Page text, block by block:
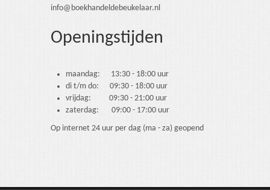
info@boekhandeldebeukelaar.nl
Openingstijden
maandag: 13:30 - 18:00 uur
di t/m do: 09:30 - 18:00 uur
vrijdag: 09:30 - 21:00 uur
zaterdag: 09:00 - 17:00 uur
Op internet 24 uur per dag (ma - za) geopend